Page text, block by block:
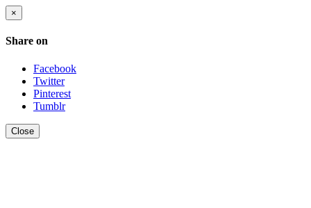
×
Share on
Facebook
Twitter
Pinterest
Tumblr
Close